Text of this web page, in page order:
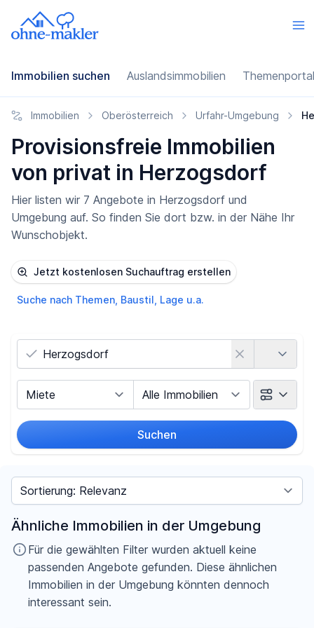
Immobilien suchen Auslandsimmobilien
Immobilien Oberösterreich Urfahr-Umgebung
Provisionsfreie Immobilien
von privat in Herzogsdorf
Hier listen wir 7 Angebote in Herzogsdorf und
Umgebung auf. So finden Sie dort bzw. in der Nähe Ihr
Wunschobjekt.
Jetzt kostenlosen Suchauftrag erstellen
Suche nach Themen, Baustil, Lage u.a.
Suchen
Preis
Sortieren nach
Ähnliche Immobilien in der Umgebung
Für die gewählten Filter wurden aktuell keine
passenden Angebote gefunden. Diese ähnlichen
Immobilien in der Umgebung könnten dennoch
interessant sein.